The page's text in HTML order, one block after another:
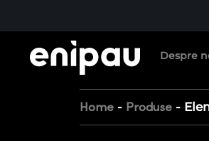
Despre
Home - Produse -